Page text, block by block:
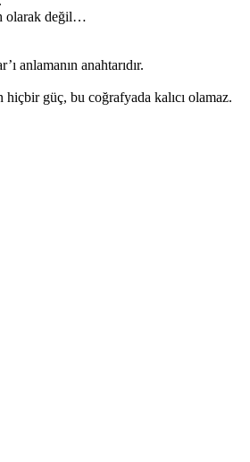
olarak değil…
anlamanın anahtarıdır.
hiçbir güç, bu coğrafyada kalıcı olamaz.